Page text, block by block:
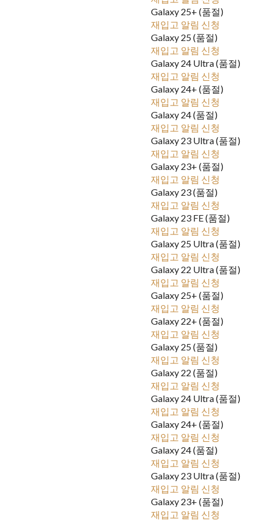
Galaxy 25+ (품절)
재입고 알림 신청
Galaxy 25 (품절)
재입고 알림 신청
Galaxy 24 Ultra (품절)
재입고 알림 신청
Galaxy 24+ (품절)
재입고 알림 신청
Galaxy 24 (품절)
재입고 알림 신청
Galaxy 23 Ultra (품절)
재입고 알림 신청
Galaxy 23+ (품절)
재입고 알림 신청
Galaxy 23 (품절)
재입고 알림 신청
Galaxy 23 FE (품절)
재입고 알림 신청
Galaxy 25 Ultra (품절)
재입고 알림 신청
Galaxy 22 Ultra (품절)
재입고 알림 신청
Galaxy 25+ (품절)
재입고 알림 신청
Galaxy 22+ (품절)
재입고 알림 신청
Galaxy 25 (품절)
재입고 알림 신청
Galaxy 22 (품절)
재입고 알림 신청
Galaxy 24 Ultra (품절)
재입고 알림 신청
Galaxy 24+ (품절)
재입고 알림 신청
Galaxy 24 (품절)
재입고 알림 신청
Galaxy 23 Ultra (품절)
재입고 알림 신청
Galaxy 23+ (품절)
재입고 알림 신청